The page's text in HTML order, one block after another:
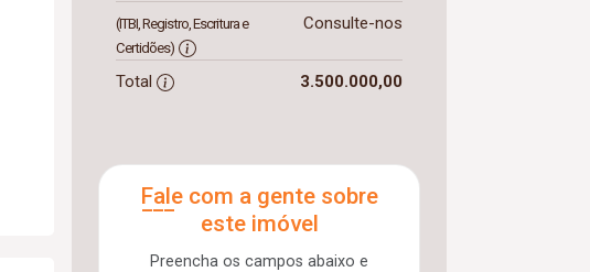
(ITBI, Registro, Escritura e
Certidões)
Consulte-nos
Total 3.500.000,00
Fale com a gente sobre
este imóvel
Preencha os campos abaixo e